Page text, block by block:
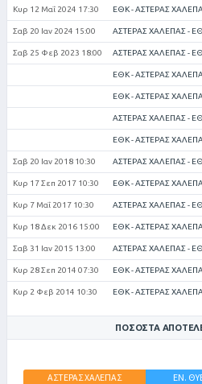
Κυρ 12 Μαΐ 2024 17:30 ΕΘΚ - ΑΣΤΕΡΑΣ
Σαβ 20 Ιαν 2024 15:00 ΑΣΤΕΡΑΣ ΧΑΛΕΠΑΣ -
Σαβ 25 Φεβ 2023 18:00 ΑΣΤΕΡΑΣ ΧΑΛΕΠΑΣ -
ΕΘΚ - ΑΣΤΕΡΑΣ
ΕΘΚ - ΑΣΤΕΡΑΣ
ΑΣΤΕΡΑΣ ΧΑΛΕΠΑΣ -
ΕΘΚ - ΑΣΤΕΡΑΣ
Σαβ 20 Ιαν 2018 10:30 ΑΣΤΕΡΑΣ ΧΑΛΕΠΑΣ -
Κυρ 17 Σεπ 2017 10:30 ΕΘΚ - ΑΣΤΕΡΑΣ
Κυρ 7 Μαΐ 2017 10:30 ΑΣΤΕΡΑΣ ΧΑΛΕΠΑΣ -
Κυρ 18 Δεκ 2016 15:00 ΕΘΚ - ΑΣΤΕΡΑΣ
Σαβ 31 Ιαν 2015 13:00 ΑΣΤΕΡΑΣ ΧΑΛΕΠΑΣ -
Κυρ 28 Σεπ 2014 07:30 ΕΘΚ - ΑΣΤΕΡΑΣ
Κυρ 2 Φεβ 2014 10:30 ΕΘΚ - ΑΣΤΕΡΑΣ
ΠΟΣΟΣΤΆ
ΑΣΤΕΡΑΣ ΧΑΛΕΠΑΣ
ΕΝ.